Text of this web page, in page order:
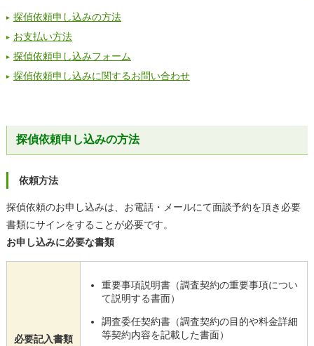
探偵依頼申し込みの方法
お支払い方法
探偵依頼申し込みフォーム
探偵依頼申し込みに関するお問い合わせ
探偵依頼申し込みの方法
依頼方法
探偵依頼のお申し込みは、お電話・メールにて面談予約を頂き必要
書類にサインをすることが必要です。
お申し込みに必要な書類
必要記入書類
重要事項説明書（調査契約の重要事項につい
て説明する書面）
調査委任契約書（調査契約の目的や料金詳細
等契約内容を記載した書面）